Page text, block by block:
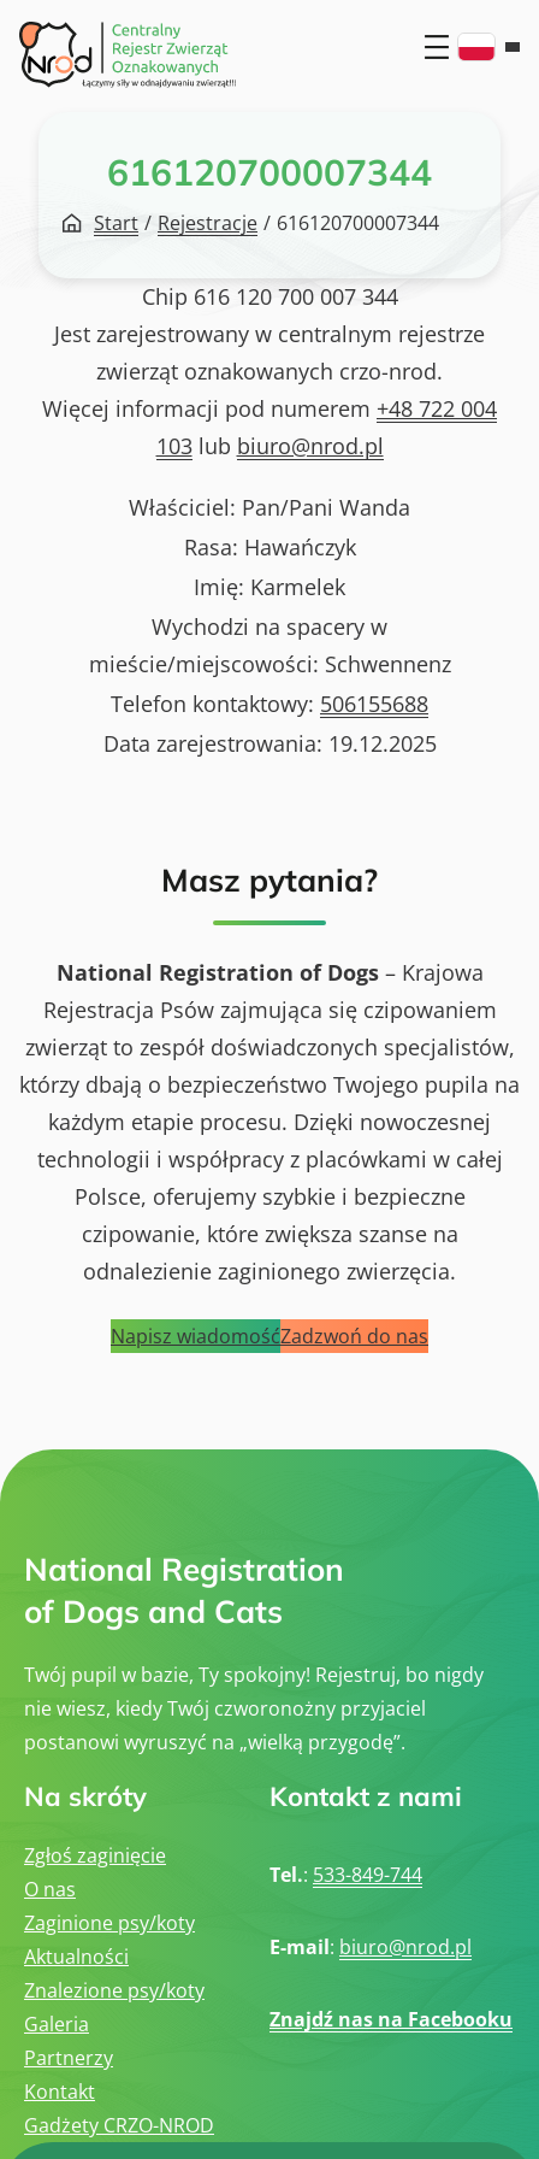
Przejdź
do
treści
616120700007344
Start / Rejestracje / 616120700007344
Chip 616 120 700 007 344
Jest zarejestrowany w centralnym rejestrze
zwierząt oznakowanych crzo-nrod.
Więcej informacji pod numerem +48 722 004
103lub biuro@nrod.pl
Właściciel: Pan/Pani Wanda
Rasa: Hawańczyk
Imię: Karmelek
Wychodzi na spacery w
mieście/miejscowości: Schwennenz
Telefon kontaktowy: 506155688
Data zarejestrowania: 19.12.2025
Masz pytania?
National Registration of Dogs– Krajowa
Rejestracja Psów zajmująca się czipowaniem
zwierząt to zespół doświadczonych specjalistów,
którzy dbają o bezpieczeństwo Twojego pupila na
każdym etapie procesu. Dzięki nowoczesnej
technologii i współpracy z placówkami w całej
Polsce, oferujemy szybkie i bezpieczne
czipowanie, które zwiększa szanse na
odnalezienie zaginionego zwierzęcia.
Napisz wiadomośćZadzwoń do nas
National Registration
of Dogs and Cats
Twój pupil w bazie, Ty spokojny! Rejestruj, bo nigdy
nie wiesz, kiedy Twój czworonożny przyjaciel
postanowi wyruszyć na „wielką przygodę”.
Na skróty
Zgłoś zaginięcie
O nas
Zaginione psy/koty
Aktualności
Znalezione psy/koty
Galeria
Partnerzy
Kontakt
Gadżety CRZO-NROD
Kontakt z nami
Tel.: 533-849-744
E-mail: biuro@nrod.pl
Znajdź nas na Facebooku